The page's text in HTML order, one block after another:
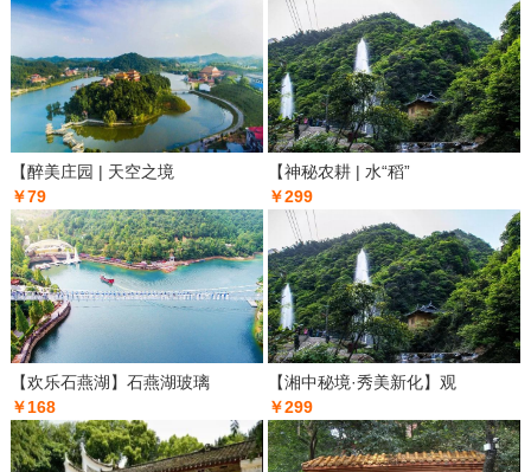
【醉美庄园 | 天空之境
￥79
【神秘农耕 | 水“稻”
￥299
【欢乐石燕湖】石燕湖玻璃
￥168
【湘中秘境·秀美新化】观
￥299